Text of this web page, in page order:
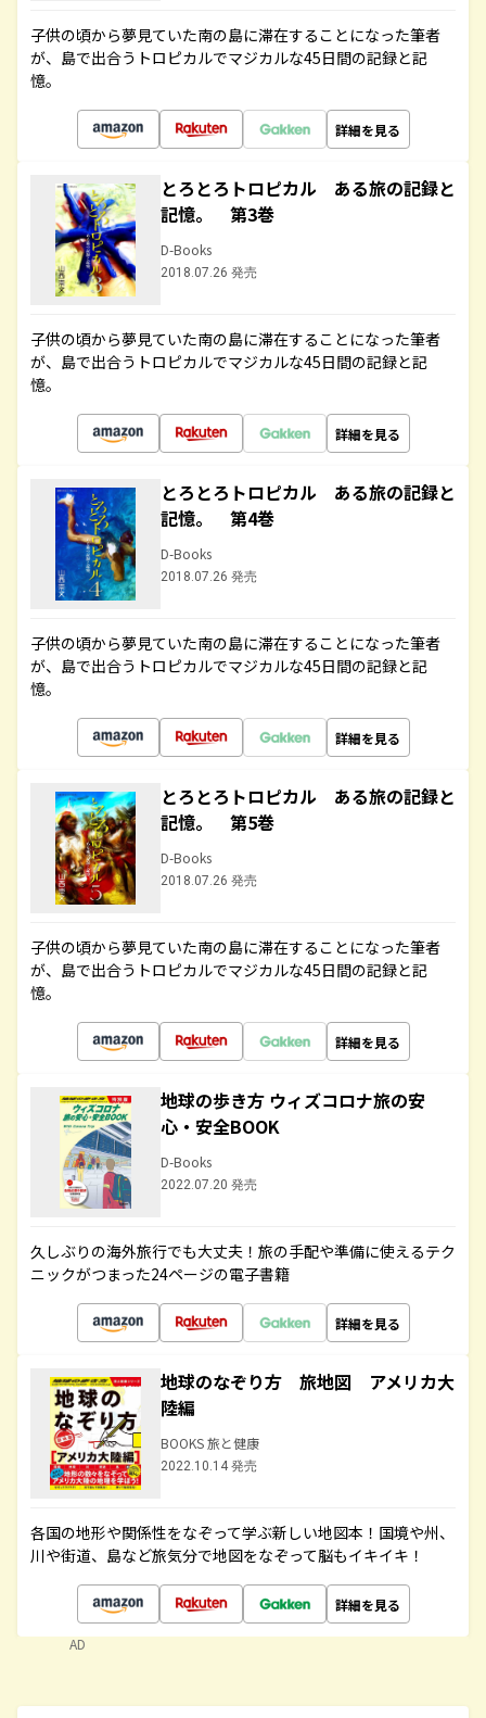
子供の頃から夢見ていた南の島に滞在することになった筆者
が、島で出合うトロピカルでマジカルな45日間の記録と記
憶。
詳細を見る
とろとろトロピカル ある旅の記録と
記憶。 第3巻
D-Books
2018.07.26 発売
子供の頃から夢見ていた南の島に滞在することになった筆者
が、島で出合うトロピカルでマジカルな45日間の記録と記
憶。
詳細を見る
とろとろトロピカル ある旅の記録と
記憶。 第4巻
D-Books
2018.07.26 発売
子供の頃から夢見ていた南の島に滞在することになった筆者
が、島で出合うトロピカルでマジカルな45日間の記録と記
憶。
詳細を見る
とろとろトロピカル ある旅の記録と
記憶。 第5巻
D-Books
2018.07.26 発売
子供の頃から夢見ていた南の島に滞在することになった筆者
が、島で出合うトロピカルでマジカルな45日間の記録と記
憶。
詳細を見る
地球の歩き方 ウィズコロナ旅の安
心・安全BOOK
D-Books
2022.07.20 発売
久しぶりの海外旅行でも大丈夫！旅の手配や準備に使えるテク
ニックがつまった24ページの電子書籍
詳細を見る
地球のなぞり方 旅地図 アメリカ大
陸編
BOOKS 旅と健康
2022.10.14 発売
各国の地形や関係性をなぞって学ぶ新しい地図本！国境や州、
川や街道、島など旅気分で地図をなぞって脳もイキイキ！
詳細を見る
AD